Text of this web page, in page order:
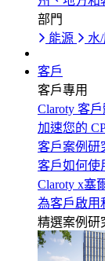
部門
能源
水
客戶
客戶專用
Claroty 客
加速您的
客戶案例研
客戶如何使
Claroty x塞
為客戶啟用
精選案例研